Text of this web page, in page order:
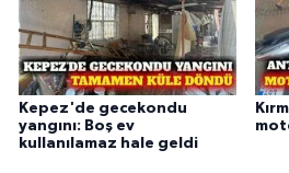
Kepez'de gecekondu
yangını: Boş ev
kullanılamaz hale geldi